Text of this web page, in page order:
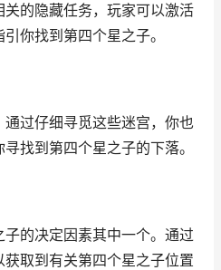
的隐藏任务，玩家可以激活
你找到第四个星之子。
过仔细寻觅这些迷宫，你也
找到第四个星之子的下落。
的决定因素其中一个。通过
取到有关第四个星之子位置